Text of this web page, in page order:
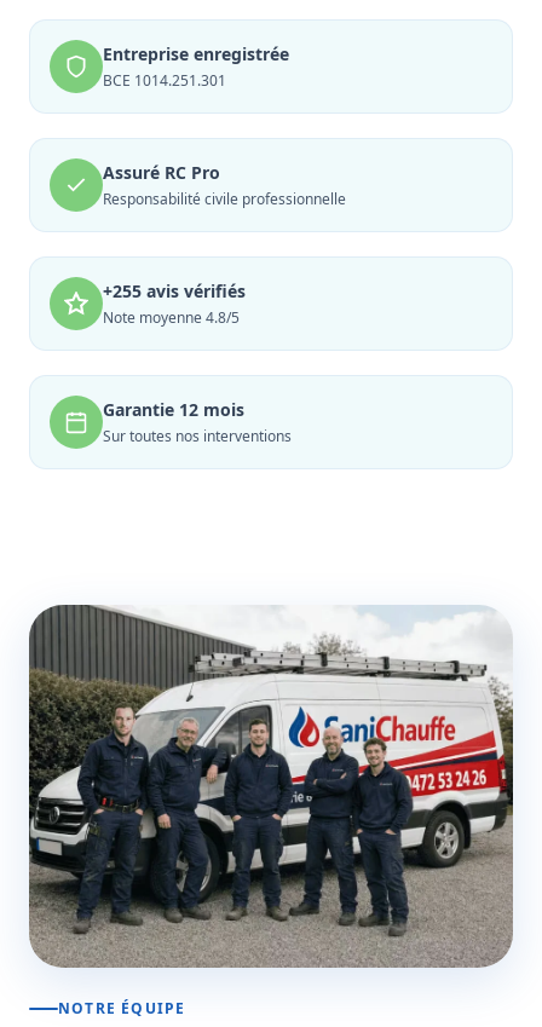
Entreprise enregistrée
BCE 1014.251.301
Assuré RC Pro
Responsabilité civile professionnelle
+255 avis vérifiés
Note moyenne 4.8/5
Garantie 12 mois
Sur toutes nos interventions
NOTRE ÉQUIPE